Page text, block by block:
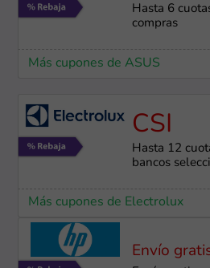
Hasta 6
compras
Más cupones de ASUS
CSI
Hasta 12
bancos
Más cupones de Electrolux
Envío